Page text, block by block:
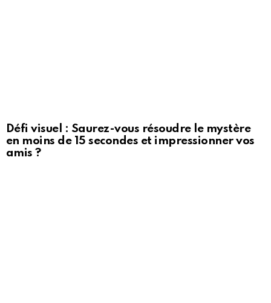
Défi visuel : Saurez-vous résoudre le mystère
en moins de 15 secondes et impressionner vos
amis ?